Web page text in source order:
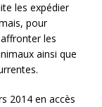
les expédier
pour
les
ainsi que
2014 en accès